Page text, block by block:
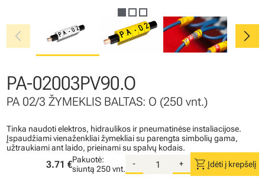
chevron_left chevron_right
PA-02003PV90.O
PA 02/3 ŽYMEKLIS BALTAS: O (250 vnt.)
Tinka naudoti elektros, hidraulikos ir pneumatinėse instaliacijose.
Įspaudžiami vienaženkliai žymekliai su parengta simbolių gama,
užtraukiami ant laido, prieinami su spalvų kodais.
3.71 €Pakuotė:
siuntą 250 vnt.
- + shopping_cart Įdėti į krepšelį